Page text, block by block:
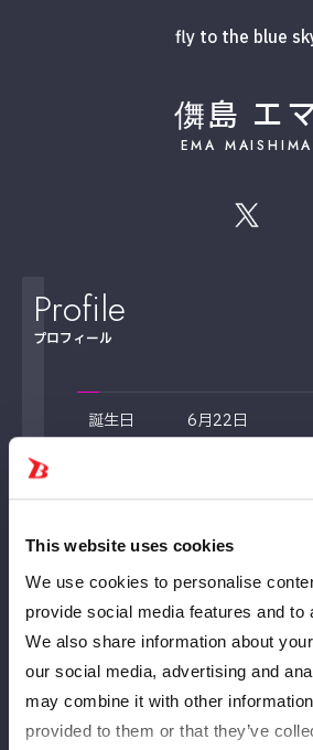
This website uses cookies
We use cookies to personalise
provide social media features and to
We also share information about
our social media, advertising and
may combine it with other
provided to them or that they’ve
fly to the blue
儛島 エマ
EMA MAISHIMA
Profile
プロフィール
誕生日 6月22日
Höhe 156cm
Körpergewicht
Debütspiel
2025年5月21日
ＺＭ）
Spezialität Dropkick